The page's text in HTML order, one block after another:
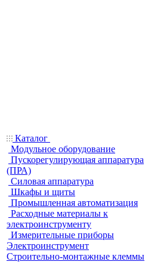
Каталог
Модульное оборудование
Пускорегулирующая аппаратура
(ПРА)
Силовая аппаратура
Шкафы и щиты
Промышленная автоматизация
Расходные материалы к
электроинструменту
Измерительные приборы
Электроинструмент
Строительно-монтажные клеммы